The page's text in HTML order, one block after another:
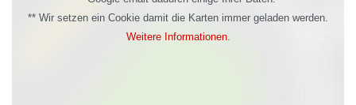
** Wir setzen ein Cookie damit die Karten immer geladen werden.
Weitere Informationen.